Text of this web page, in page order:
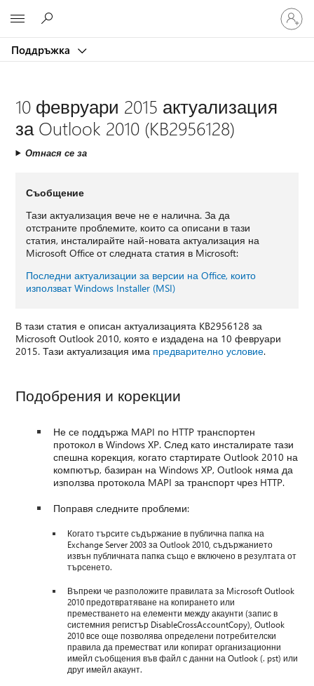
Поддръжка
Влезте
във
вашия
10 февруари 2015 актуализация
за Outlook 2010 (KB2956128)
Отнася се за
Съобщение
Тази актуализация вече не е налична. За да
отстраните проблемите, които са описани в тази
статия, инсталирайте най-новата актуализация на
Microsoft Office от следната статия в Microsoft:
Последни актуализации за версии на Office, които
използват Windows Installer (MSI)
В тази статия е описан актуализацията KB2956128 за
Microsoft Outlook 2010, която е издадена на 10 февруари
2015. Тази актуализация има предварително условие.
Подобрения и корекции
Не се поддържа MAPI по HTTP транспортен
протокол в Windows XP. След като инсталирате тази
спешна корекция, когато стартирате Outlook 2010 на
компютър, базиран на Windows XP, Outlook няма да
използва протокола MAPI за транспорт чрез HTTP.
Поправя следните проблеми:
Когато търсите съдържание в публична папка на
Exchange Server 2003 за Outlook 2010, съдържанието
извън публичната папка също е включено в резултата от
търсенето.
Въпреки че разположите правилата за Microsoft Outlook
2010 предотвратяване на копирането или
преместването на елементи между акаунти (запис в
системния регистър DisableCrossAccountCopy), Outlook
2010 все още позволява определени потребителски
правила да преместват или копират организационни
имейл съобщения във файл с данни на Outlook (. pst) или
друг имейл акаунт.